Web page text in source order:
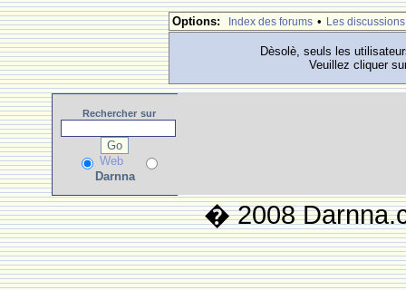
Options: Index des forums • Les discussions
Dèsolè, seuls les
Veuillez cliquer
Rechercher sur
Web
Darnna
� 2008